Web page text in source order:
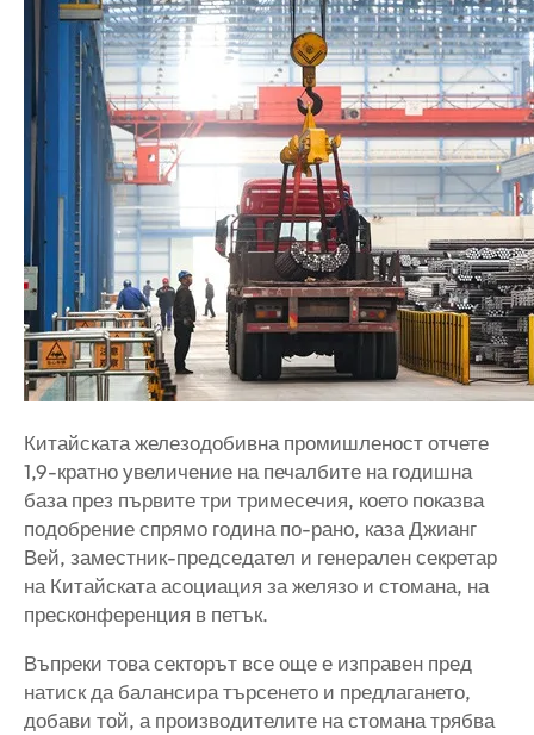
Китайската железодобивна промишленост отчете
1,9-кратно увеличение на печалбите на годишна
база през първите три тримесечия, което показва
подобрение спрямо година по-рано, каза Джианг
Вей, заместник-председател и генерален секретар
на Китайската асоциация за желязо и стомана, на
пресконференция в петък.
Въпреки това секторът все още е изправен пред
натиск да балансира търсенето и предлагането,
добави той, а производителите на стомана трябва